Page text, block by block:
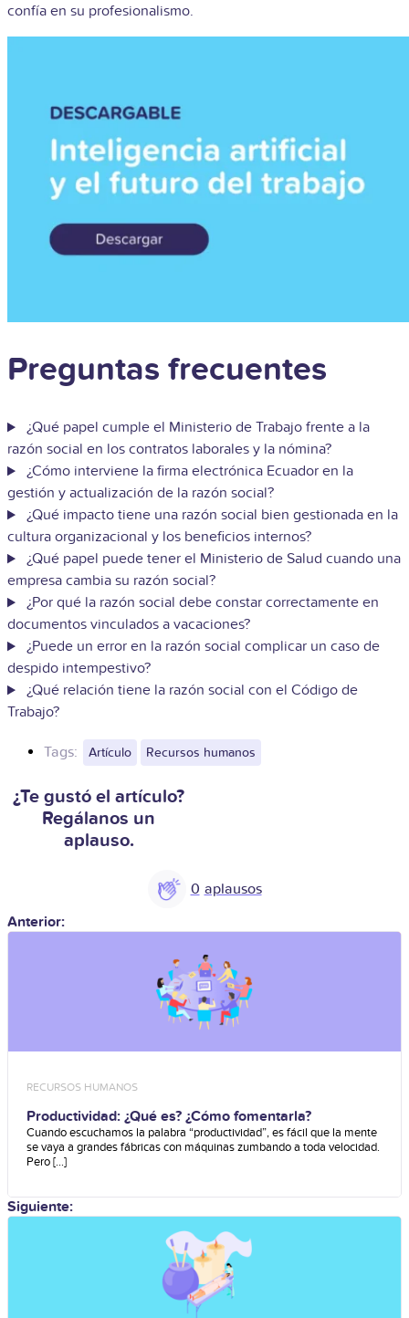
confía en su profesionalismo.
Preguntas frecuentes
¿Qué papel cumple el Ministerio de Trabajo frente a la
razón social en los contratos laborales y la nómina?
¿Cómo interviene la firma electrónica Ecuador en la
gestión y actualización de la razón social?
¿Qué impacto tiene una razón social bien gestionada en la
cultura organizacional y los beneficios internos?
¿Qué papel puede tener el Ministerio de Salud cuando una
empresa cambia su razón social?
¿Por qué la razón social debe constar correctamente en
documentos vinculados a vacaciones?
¿Puede un error en la razón social complicar un caso de
despido intempestivo?
¿Qué relación tiene la razón social con el Código de
Trabajo?
Tags: Artículo Recursos humanos
¿Te gustó el artículo?
Regálanos un
aplauso.
0
Anterior:
RECURSOS HUMANOS
Productividad: ¿Qué es? ¿Cómo fomentarla?
Cuando escuchamos la palabra “productividad”, es fácil que la mente
se vaya a grandes fábricas con máquinas zumbando a toda velocidad.
Pero [...]
Siguiente: